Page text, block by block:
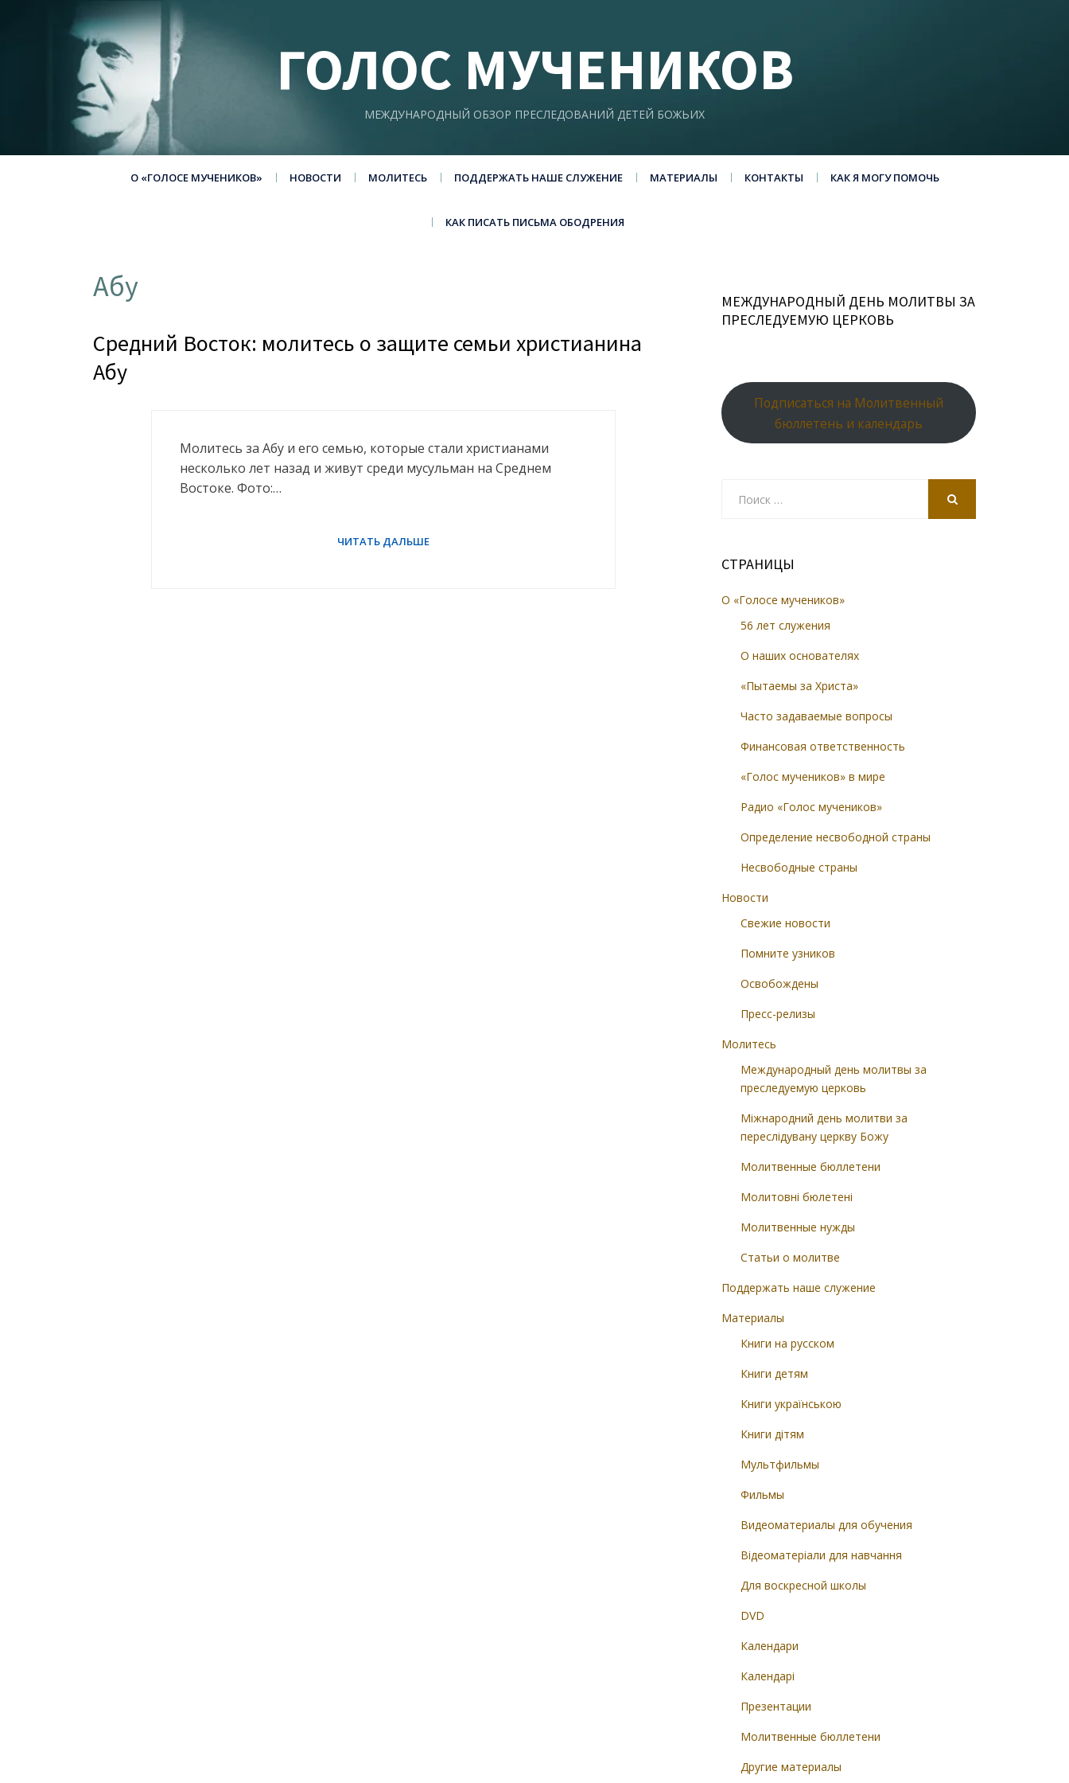
ГОЛОС МУЧЕНИКОВ
МЕЖДУНАРОДНЫЙ ОБЗОР ПРЕСЛЕДОВАНИЙ ДЕТЕЙ БОЖЬИХ
О «ГОЛОСЕ МУЧЕНИКОВ» НОВОСТИ МОЛИТЕСЬ ПОДДЕРЖАТЬ НАШЕ СЛУЖЕНИЕ МАТЕРИАЛЫ КОНТАКТЫ КАК Я МОГУ ПОМОЧЬ
КАК ПИСАТЬ ПИСЬМА ОБОДРЕНИЯ
Абу
Средний Восток: молитесь о защите семьи христианина
Абу
Молитесь за Абу и его семью, которые стали христианами
несколько лет назад и живут среди мусульман на Среднем
Востоке. Фото:…
МЕЖДУНАРОДНЫЙ ДЕНЬ МОЛИТВЫ ЗА
ПРЕСЛЕДУЕМУЮ ЦЕРКОВЬ
Подписаться на Молитвенный
бюллетень и календарь
СТРАНИЦЫ
О «Голосе мучеников»
56 лет служения
О наших основателях
«Пытаемы за Христа»
Часто задаваемые вопросы
Финансовая ответственность
«Голос мучеников» в мире
Радио «Голос мучеников»
Определение несвободной страны
Несвободные страны
Новости
Свежие новости
Помните узников
Освобождены
Пресс-релизы
Молитесь
Международный день молитвы за
преследуемую церковь
Міжнародний день молитви за
переслідувану церкву Божу
Молитвенные бюллетени
Молитовні бюлетені
Молитвенные нужды
Статьи о молитве
Поддержать наше служение
Материалы
Книги на русском
Книги детям
Книги українською
Книги дітям
Мультфильмы
Фильмы
Видеоматериалы для обучения
Відеоматеріали для навчання
Для воскресной школы
DVD
Календари
Календарі
Презентации
Молитвенные бюллетени
Другие материалы